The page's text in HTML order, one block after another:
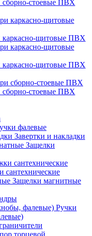
сборно-стоевые ПВХ
каркасно-щитовые ПВХ
каркасно-щитовые ПВХ
сборно-стоевые ПВХ
фалевые
Завертки и накладки
Защелки
сантехнические
Защелки магнитные
Ручки
торцевой